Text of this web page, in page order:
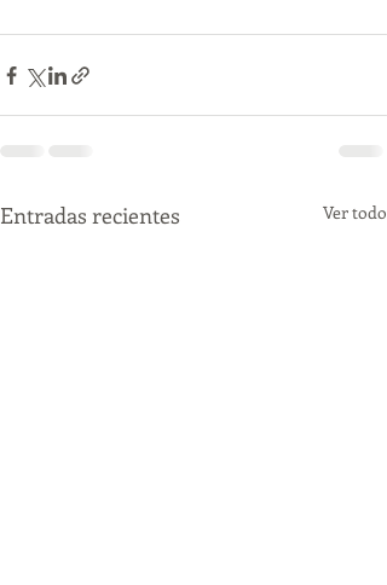
Entradas recientes Ver todo